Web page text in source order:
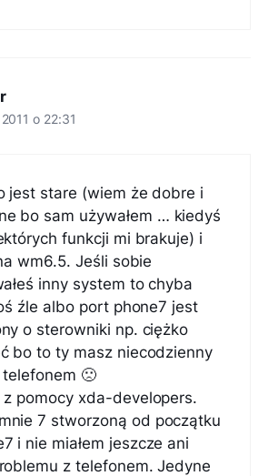
o 22:31
jest stare (wiem że dobre i
bo sam używałem … kiedyś
funkcji mi brakuje) i
wm6.5. Jeśli sobie
inny system to chyba
źle albo port phone7 jest
o sterowniki np. ciężko
bo to ty masz niecodzienny
🙁
z pomocy xda-developers.
7 stworzoną od początku
i nie miałem jeszcze ani
z telefonem. Jedyne